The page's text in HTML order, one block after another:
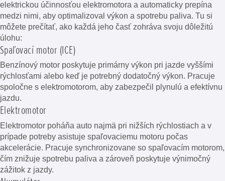
elektrickou účinnosťou elektromotora a automaticky prepína
medzi nimi, aby optimalizoval výkon a spotrebu paliva. Tu si
môžete prečítať, ako každá jeho časť zohráva svoju dôležitú
úlohu:
Spaľovací motor (ICE)
Benzínový motor poskytuje primárny výkon pri jazde vyššími
rýchlosťami alebo keď je potrebný dodatočný výkon. Pracuje
spoločne s elektromotorom, aby zabezpečil plynulú a efektívnu
jazdu.
Elektromotor
Elektromotor poháňa auto najmä pri nižších rýchlostiach a v
prípade potreby asistuje spaľovaciemu motoru počas
akcelerácie. Pracuje synchronizovane so spaľovacím motorom,
čím znižuje spotrebu paliva a zároveň poskytuje výnimočný
zážitok z jazdy.